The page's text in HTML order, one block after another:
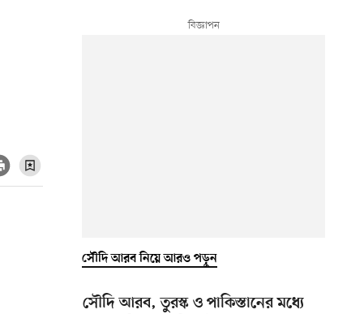
সৌদি আরব নিয়ে আরও পড়ুন
সৌদি আরব, তুরস্ক ও পাকিস্তানের মধ্যে